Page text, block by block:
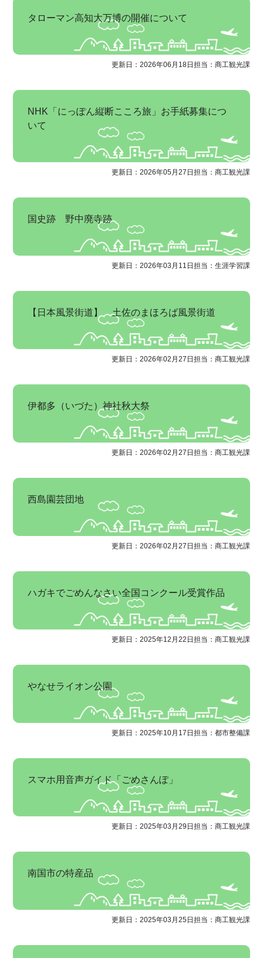
タローマン高知大万博の開催について
更新日：2026年06月18日 担当：商工観光課
NHK「にっぽん縦断こころ旅」お手紙募集につ
いて
更新日：2026年05月27日 担当：商工観光課
国史跡 野中廃寺跡
更新日：2026年03月11日 担当：生涯学習課
【日本風景街道】 土佐のまほろば風景街道
更新日：2026年02月27日 担当：商工観光課
伊都多（いづた）神社秋大祭
更新日：2026年02月27日 担当：商工観光課
西島園芸団地
更新日：2026年02月27日 担当：商工観光課
ハガキでごめんなさい全国コンクール受賞作品
更新日：2025年12月22日 担当：商工観光課
やなせライオン公園
更新日：2025年10月17日 担当：都市整備課
スマホ用音声ガイド「ごめさんぽ」
更新日：2025年03月29日 担当：商工観光課
南国市の特産品
更新日：2025年03月25日 担当：商工観光課